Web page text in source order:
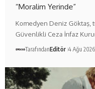
“Moralim Yerinde”
Komedyen Deniz
Güvenlikli Ceza İnfaz
TarafındanEditör 4 Ağu 2026